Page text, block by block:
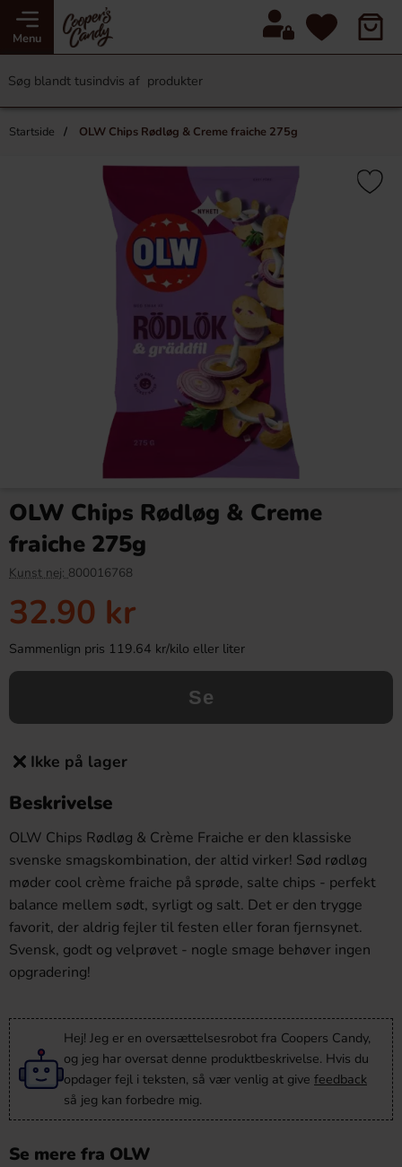
Menu
Startside OLW Chips Rødløg & Creme fraiche 275g
OLW Chips Rødløg & Creme
fraiche 275g
Kunst nej: 800016768
32.90 kr
Sammenlign pris 119.64 kr/kilo eller liter
Se
Ikke på lager
Beskrivelse
OLW Chips Rødløg & Crème Fraiche er den klassiske
svenske smagskombination, der altid virker! Sød rødløg
møder cool crème fraiche på sprøde, salte chips - perfekt
balance mellem sødt, syrligt og salt. Det er den trygge
favorit, der aldrig fejler til festen eller foran fjernsynet.
Svensk, godt og velprøvet - nogle smage behøver ingen
opgradering!
Hej! Jeg er en oversættelsesrobot fra Coopers Candy,
og jeg har oversat denne produktbeskrivelse. Hvis du
opdager fejl i teksten, så vær venlig at give feedback
så jeg kan forbedre mig.
Se mere fra OLW